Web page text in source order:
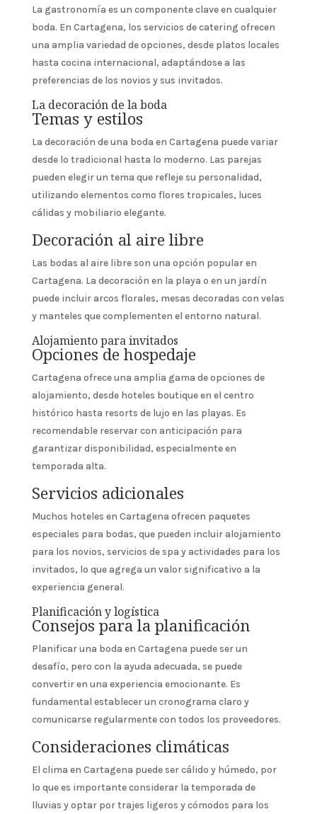
La gastronomía es un componente clave en cualquier
boda. En Cartagena, los servicios de catering ofrecen
una amplia variedad de opciones, desde platos locales
hasta cocina internacional, adaptándose a las
preferencias de los novios y sus invitados.
La decoración de la boda
Temas y estilos
La decoración de una boda en Cartagena puede variar
desde lo tradicional hasta lo moderno. Las parejas
pueden elegir un tema que refleje su personalidad,
utilizando elementos como flores tropicales, luces
cálidas y mobiliario elegante.
Decoración al aire libre
Las bodas al aire libre son una opción popular en
Cartagena. La decoración en la playa o en un jardín
puede incluir arcos florales, mesas decoradas con velas
y manteles que complementen el entorno natural.
Alojamiento para invitados
Opciones de hospedaje
Cartagena ofrece una amplia gama de opciones de
alojamiento, desde hoteles boutique en el centro
histórico hasta resorts de lujo en las playas. Es
recomendable reservar con anticipación para
garantizar disponibilidad, especialmente en
temporada alta.
Servicios adicionales
Muchos hoteles en Cartagena ofrecen paquetes
especiales para bodas, que pueden incluir alojamiento
para los novios, servicios de spa y actividades para los
invitados, lo que agrega un valor significativo a la
experiencia general.
Planificación y logística
Consejos para la planificación
Planificar una boda en Cartagena puede ser un
desafío, pero con la ayuda adecuada, se puede
convertir en una experiencia emocionante. Es
fundamental establecer un cronograma claro y
comunicarse regularmente con todos los proveedores.
Consideraciones climáticas
El clima en Cartagena puede ser cálido y húmedo, por
lo que es importante considerar la temporada de
lluvias y optar por trajes ligeros y cómodos para los